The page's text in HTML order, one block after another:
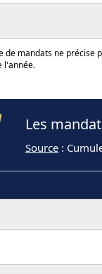
de mandats ne précise
l'année.
Les
Source :